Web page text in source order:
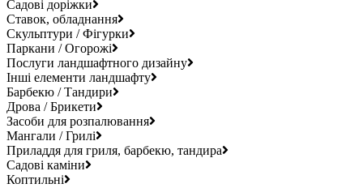
Садові доріжки
Ставок, обладнання
Скульптури / Фігурки
Паркани / Огорожі
Послуги ландшафтного дизайну
Інші елементи ландшафту
Барбекю / Тандири
Дрова / Брикети
Засоби для розпалювання
Мангали / Грилі
Приладдя для гриля, барбекю, тандира
Садові каміни
Коптильні